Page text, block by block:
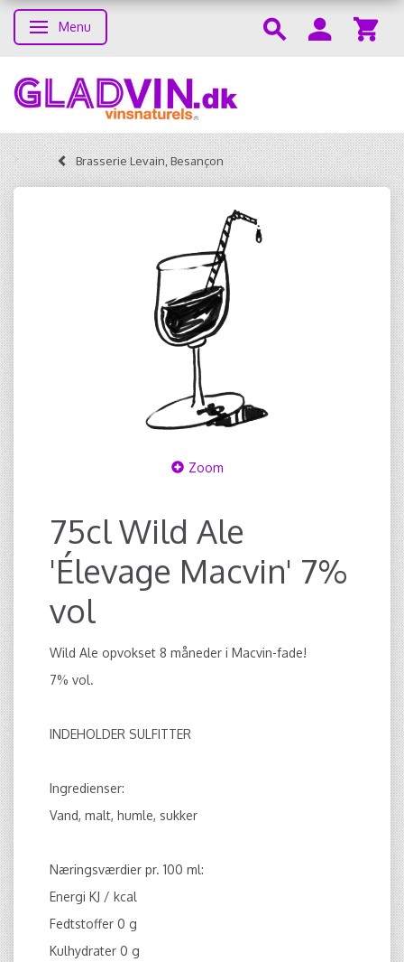
Toggle navigation
Menu
Brasserie Levain, Besançon
Zoom
75cl Wild Ale
'Élevage Macvin' 7%
vol
Wild Ale opvokset 8 måneder i Macvin-fade!
7% vol.
INDEHOLDER SULFITTER
Ingredienser:
Vand, malt, humle, sukker
Næringsværdier pr. 100 ml:
Energi KJ / kcal
Fedtstoffer 0 g
Kulhydrater 0 g